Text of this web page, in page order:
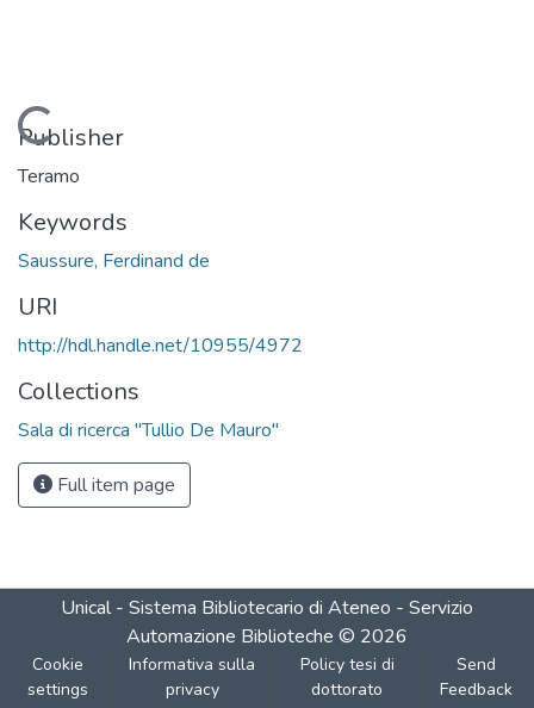
Loading...
Publisher
Teramo
Keywords
Saussure, Ferdinand de
URI
http://hdl.handle.net/10955/4972
Collections
Sala di ricerca "Tullio De Mauro"
Full item page
Unical - Sistema Bibliotecario di Ateneo - Servizio
Automazione Biblioteche © 2026
Cookie
settings
Informativa sulla
privacy
Policy tesi di
dottorato
Send
Feedback